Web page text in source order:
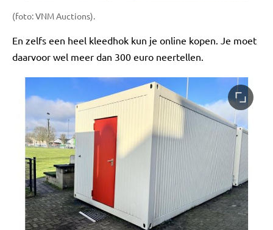
(foto: VNM Auctions).
En zelfs een heel kleedhok kun je online kopen. Je moet
daarvoor wel meer dan 300 euro neertellen.